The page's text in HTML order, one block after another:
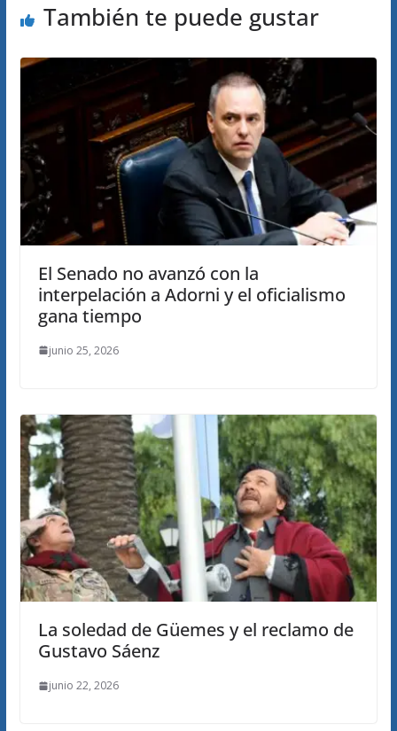
También te puede gustar
El Senado no avanzó con la
interpelación a Adorni y el oficialismo
gana tiempo
junio 25, 2026
La soledad de Güemes y el reclamo de
Gustavo Sáenz
junio 22, 2026